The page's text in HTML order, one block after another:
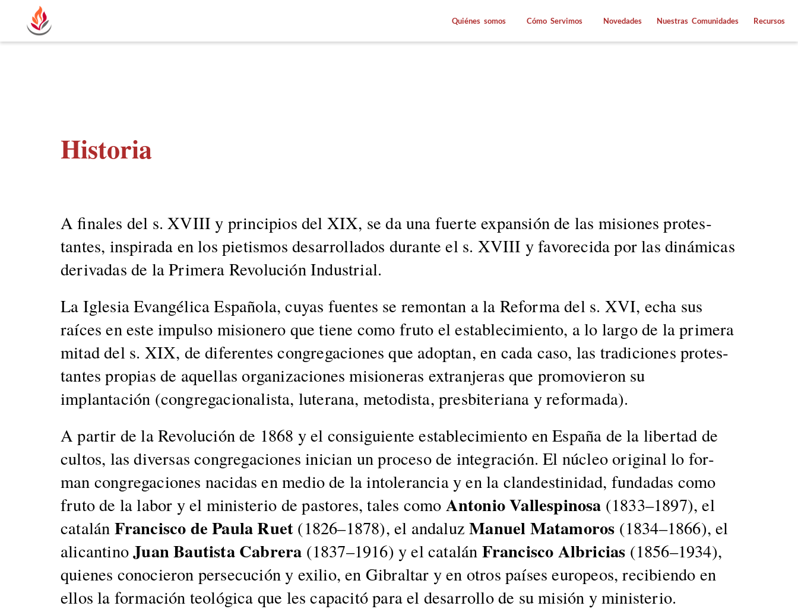
Quiénes somos Cómo Servimos Novedades Nuestras Comunidades Recursos
Historia
A finales del s. XVIII y prin­ci­p­ios del XIX, se da una fuerte expan­sión de las misiones protes­
tantes, inspi­ra­da en los pietismos desar­rol­la­dos durante el s. XVIII y favore­ci­da por las dinámi­cas
derivadas de la Primera Rev­olu­ción Indus­tri­al.
La Igle­sia Evangéli­ca Españo­la, cuyas fuentes se remon­tan a la Refor­ma del s. XVI, echa sus
raíces en este impul­so misionero que tiene como fru­to el establec­imien­to, a lo largo de la primera
mitad del s. XIX, de difer­entes con­gre­ga­ciones que adop­tan, en cada caso, las tradi­ciones protes­
tantes propias de aque­l­las orga­ni­za­ciones mision­eras extran­jeras que pro­movieron su
implantación (con­gre­ga­cional­ista, luter­ana, metodista, pres­bi­te­ri­ana y refor­ma­da).
A par­tir de la Rev­olu­ción de 1868 y el con­sigu­iente establec­imien­to en España de la lib­er­tad de
cul­tos, las diver­sas con­gre­ga­ciones ini­cian un pro­ce­so de inte­gración. El núcleo orig­i­nal lo for­
man con­gre­ga­ciones naci­das en medio de la intol­er­an­cia y en la clan­des­tinidad, fun­dadas como
fru­to de la labor y el min­is­te­rio de pas­tores, tales como Anto­nio Valle­spinosa (1833–1897), el
catalán Fran­cis­co de Paula Ruet (1826–1878), el andaluzManuel Mata­moros (1834–1866), el
ali­can­ti­noJuan Bautista Cabr­era (1837–1916) y el catalán Fran­cis­co Albri­cias (1856–1934),
quienes conocieron per­se­cu­ción y exilio, en Gibral­tar y en otros país­es europeos, reci­bi­en­do en
ellos la for­ma­ción teológ­i­ca que les capac­itó para el desar­rol­lo de su mis­ión y min­is­te­rio.